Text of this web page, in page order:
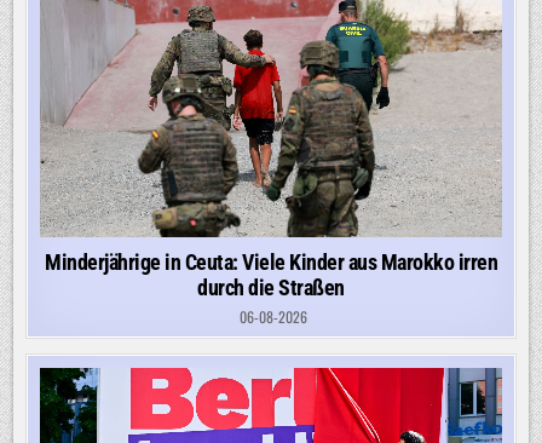
Minderjährige in Ceuta: Viele Kinder aus Marokko irren
durch die Straßen
06-08-2026